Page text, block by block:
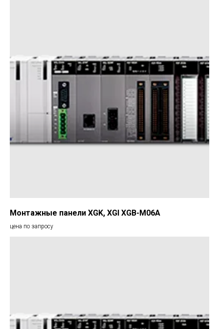
Монтажные панели XGK, XGI XGB-M06A
цена по запросу